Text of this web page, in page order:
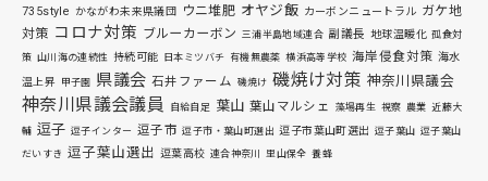
735style かながわ未来県議団 ウニ堆肥 オヤジ飯 カーボンニュートラル ガケ地
対策 コロナ対策 ブルーカーボン 三浦半島地域連合 副議長 地球温暖化 孤食対
策 山川海の連続性 持続可能 日本ミツバチ 有機無農薬 横浜高等学校 海岸侵食対策 海水
温上昇 甲子園 県議会 石井ファーム 磯焼け 磯焼け対策 神奈川県議会
神奈川県議会議員 自給自足 葉山 葉山マルシェ 藻場再生 視察 農業 近藤大
輔 逗子 逗子インター 逗子市 逗子市・葉山町選出 逗子市葉山町選出 逗子葉山 逗子葉山
だいすき 逗子葉山選出 逗葉高校 連合神奈川 里山保全 養蜂